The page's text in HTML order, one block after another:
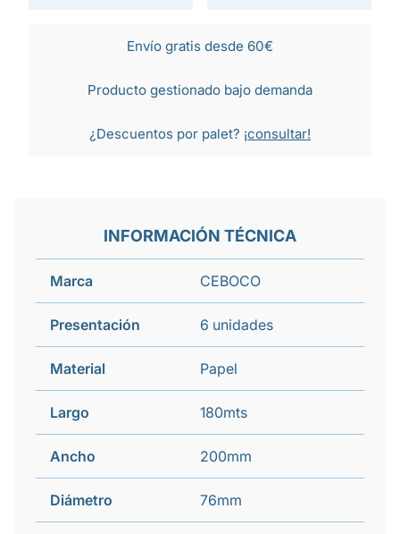
Envío gratis desde 60€
Producto gestionado bajo demanda
¿Descuentos por palet? ¡consultar!
INFORMACIÓN TÉCNICA
Marca CEBOCO
Presentación 6 unidades
Material Papel
Largo 180mts
Ancho 200mm
Diámetro 76mm